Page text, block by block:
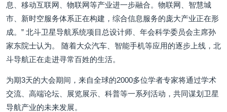
息、移动互联网、物联网等产业进一步融合。物联网、智慧城
市、新时空服务体系正在构建，综合信息服务的庞大产业正在形
成。” 北斗卫星导航系统项目总设计师、年会科学委员会主席孙
家东院士认为。 随着大众汽车、智能手机等应用的逐步上线，北
斗导航正在走进寻常百姓的生活。
为期3天的大会期间，来自全球的2000多位学者专家将通过学术
交流、高端论坛、展览展示、科普等一系列活动，共同谋划卫星
导航产业的未来发展。